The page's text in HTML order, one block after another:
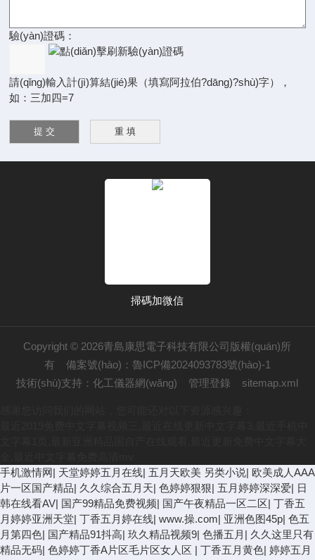
驗(yàn)證碼：
請(qǐng)輸入計(jì)算結(jié)果（填寫阿拉伯?dāng)?shù)字），
如：三加四=7
掃碼加微信
Copyright © 2026青島康思電子科技有限公司版權(quán)所
有 備案號(hào)：魯ICP備2024093783號(hào)-1
技術(shù)支持：化工儀器網(wǎng) 管理登錄 sitemap.xml
手机激情网| 天堂婷婷五月在线| 五月天欧美 另类小说| 欧美成人AAA
片一区国产精品| 久久综合五月天| 色婷婷狠狠| 五月婷婷深深爱| 日
韩在线看AV| 国产99精品免费视频| 国产午夜精品一区二区| 丁香五
月婷婷亚洲天堂| 丁香五月婷在线| www.操.com| 亚洲色图45p| 色五
月第四色| 国产精品91抖高| 玖久精品视频9| 色播五月 | 久久这里只有
精品无码| 色婷婷丁香A片区毛片区女人区 | 丁香五月黄色| 婷婷五月